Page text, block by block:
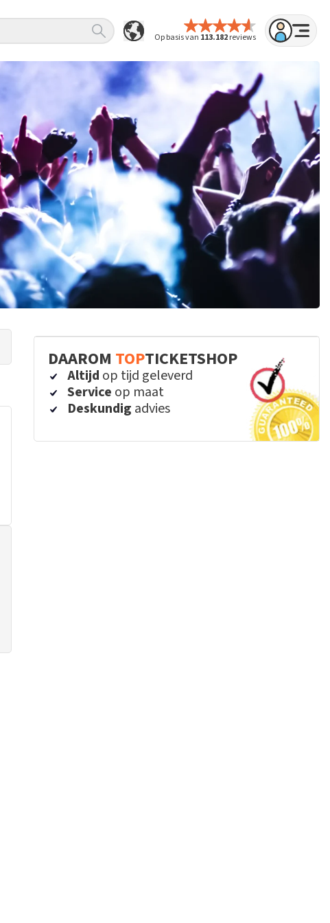
Op basis van 113.182reviews
DAAROM TOPTICKETSHOP
Altijd op tijd geleverd
Service op maat
Deskundig advies